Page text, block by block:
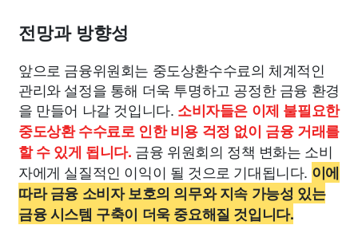
전망과 방향성
앞으로 금융위원회는 중도상환수수료의 체계적인
관리와 설정을 통해 더욱 투명하고 공정한 금융 환경
을 만들어 나갈 것입니다. 소비자들은 이제 불필요한
중도상환 수수료로 인한 비용 걱정 없이 금융 거래를
할 수 있게 됩니다. 금융 위원회의 정책 변화는 소비
자에게 실질적인 이익이 될 것으로 기대됩니다. 이에
따라 금융 소비자 보호의 의무와 지속 가능성 있는
금융 시스템 구축이 더욱 중요해질 것입니다.